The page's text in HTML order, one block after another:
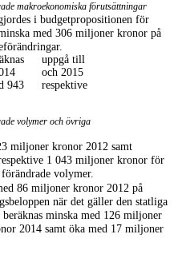
makroekonomiska förutsättningar
i budgetpropositionen för
med 306 miljoner kronor på
uppgå till
och 2015
943
respektive
volymer och övriga
miljoner kronor 2012 samt
1 043 miljoner kronor för
volymer.
86 miljoner kronor 2012 på
när det gäller den statliga
minska med 126 miljoner
2014 samt öka med 17 miljoner